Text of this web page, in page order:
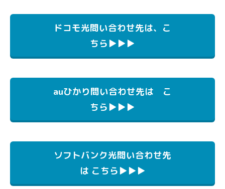
ドコモ光問い合わせ先は、こ
ちら▶▶▶
auひかり問い合わせ先は こ
ちら▶▶▶
ソフトバンク光問い合わせ先
は こちら▶▶▶